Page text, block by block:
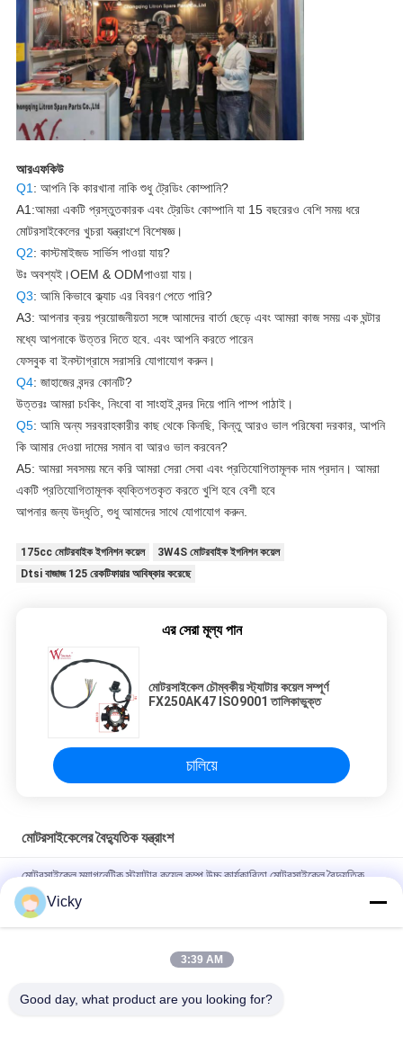
আরএফকিউ
Q1 : আপনি কি কারখানা নাকি শুধু ট্রেডিং কোম্পানি?
A1:আমরা একটি প্রস্তুতকারক এবং ট্রেডিং কোম্পানি যা 15 বছরেরও বেশি সময় ধরে
মোটরসাইকেলের খুচরা যন্ত্রাংশে বিশেষজ্ঞ।
Q2: কাস্টমাইজড সার্ভিস পাওয়া যায়?
উঃ অবশ্যই।OEM & ODMপাওয়া যায়।
Q3: আমি কিভাবে ক্ল্যাচ এর বিবরণ পেতে পারি?
A3: আপনার ক্রয় প্রয়োজনীয়তা সঙ্গে আমাদের বার্তা ছেড়ে এবং আমরা কাজ সময় এক ঘন্টার
মধ্যে আপনাকে উত্তর দিতে হবে. এবং আপনি করতে পারেন
ফেসবুক বা ইনস্টাগ্রামে সরাসরি যোগাযোগ করুন।
Q4: জাহাজের বন্দর কোনটি?
উত্তরঃ আমরা চংকিং, নিংবো বা সাংহাই বন্দর দিয়ে পানি পাম্প পাঠাই।
Q5: আমি অন্য সরবরাহকারীর কাছ থেকে কিনছি, কিন্তু আরও ভাল পরিষেবা দরকার, আপনি
কি আমার দেওয়া দামের সমান বা আরও ভাল করবেন?
A5: আমরা সবসময় মনে করি আমরা সেরা সেবা এবং প্রতিযোগিতামূলক দাম প্রদান। আমরা
একটি প্রতিযোগিতামূলক ব্যক্তিগতকৃত করতে খুশি হবে বেশী হবে
আপনার জন্য উদ্ধৃতি, শুধু আমাদের সাথে যোগাযোগ করুন.
175cc মোটরবাইক ইগনিশন কয়েল
3W4S মোটরবাইক ইগনিশন কয়েল
Dtsi বাজাজ 125 রেকটিফায়ার আবিষ্কার করেছে
এর সেরা মূল্য পান
মোটরসাইকেল চৌম্বকীয় স্ট্যাটার কয়েল সম্পূর্ণ
FX250AK47 ISO9001 তালিকাভুক্ত
চালিয়ে
মোটরসাইকেলের বৈদ্যুতিক যন্ত্রাংশ
মোটরসাইকেল ম্যাগনেটিক স্ট্যাটার কয়েল কম্প উচ্চ কার্যকারিতা মোটরসাইকেল বৈদ্যুতিক
যন্ত্রাংশ KRF
বি 2 বি ক্রেতাদের জন্য বৈদ্যুতিক মোটরসাইকেল রিলে সংযোগকারী ক্রিস 100 ভাল
Vicky
3:39 AM
Good day, what product are you looking for?